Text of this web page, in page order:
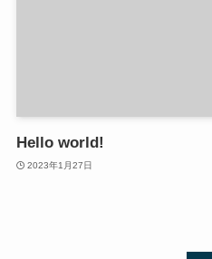
Hello world!
2023年1月27日